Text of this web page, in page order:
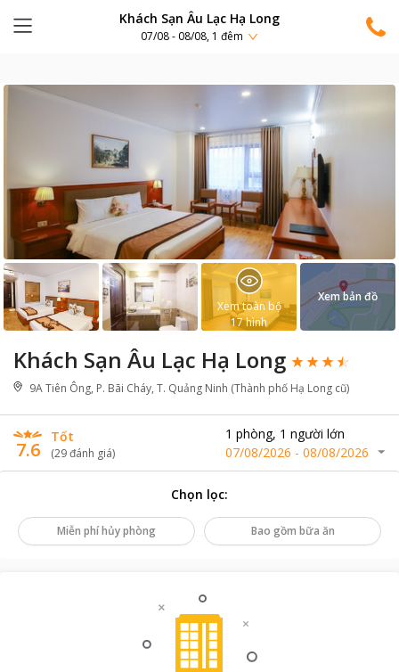
Khách Sạn Âu Lạc Hạ Long
07/08 - 08/08, 1 đêm
Khách Sạn Âu Lạc Hạ Long
9A Tiên Ông, P. Bãi Cháy, T. Quảng Ninh (Thành phố Hạ Long cũ)
7.6
Tốt
(29đánh giá)
1 phòng, 1 người lớn
07/08/2026 - 08/08/2026
Xem toàn bộ
17hình
Xem bản đồ
Chọn lọc:
Miễn phí hủy phòng Bao gồm bữa ăn